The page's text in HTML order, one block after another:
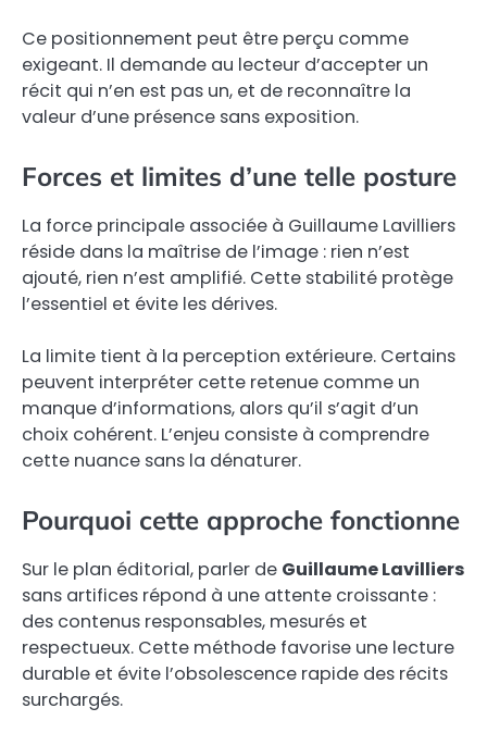
Ce positionnement peut être perçu comme
exigeant. Il demande au lecteur d’accepter un
récit qui n’en est pas un, et de reconnaître la
valeur d’une présence sans exposition.
Forces et limites d’une telle posture
La force principale associée à Guillaume Lavilliers
réside dans la maîtrise de l’image : rien n’est
ajouté, rien n’est amplifié. Cette stabilité protège
l’essentiel et évite les dérives.
La limite tient à la perception extérieure. Certains
peuvent interpréter cette retenue comme un
manque d’informations, alors qu’il s’agit d’un
choix cohérent. L’enjeu consiste à comprendre
cette nuance sans la dénaturer.
Pourquoi cette approche fonctionne
Sur le plan éditorial, parler de Guillaume Lavilliers
sans artifices répond à une attente croissante :
des contenus responsables, mesurés et
respectueux. Cette méthode favorise une lecture
durable et évite l’obsolescence rapide des récits
surchargés.